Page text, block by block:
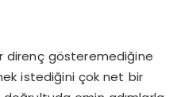
direnç gösteremediğine
istediğini çok net bir